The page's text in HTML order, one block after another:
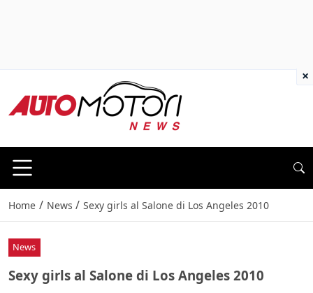
Home / News / Sexy girls al Salone di Los Angeles 2010
News
Sexy girls al Salone di Los Angeles 2010
×